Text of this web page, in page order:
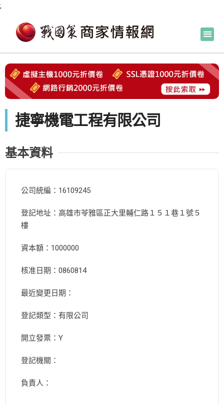
;
捷寧機電工程有限公司
基本資料
公司統編：16109245
登記地址：高雄市苓雅區正大里輔仁路１５１巷１號５
樓
資本額：1000000
核准日期：0860814
最近變更日期：
登記類型：有限公司
開立發票：Y
登記機關：
負責人：